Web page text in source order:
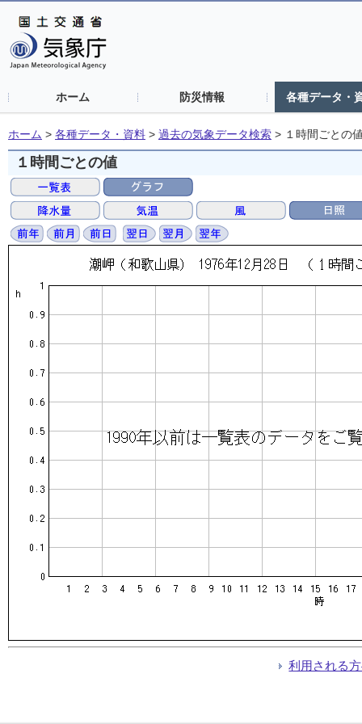
ホーム 防災情報 各種データ・
ホーム > 各種データ・資料 > 過去の気象データ検索 > １時間ごとの
１時間ごとの値
利用される